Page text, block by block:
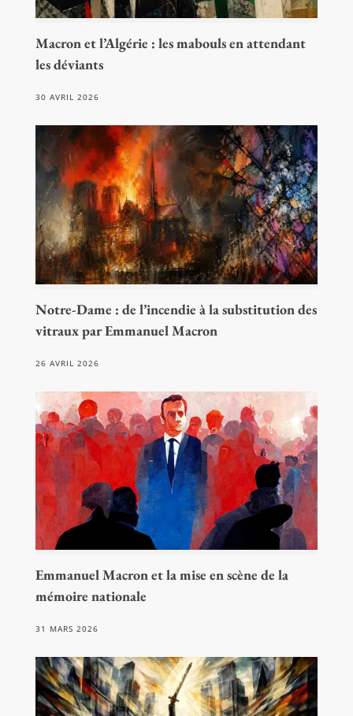
Macron et l’Algérie : les mabouls en attendant
les déviants
30 AVRIL 2026
Notre-Dame : de l’incendie à la substitution des
vitraux par Emmanuel Macron
26 AVRIL 2026
Emmanuel Macron et la mise en scène de la
mémoire nationale
31 MARS 2026